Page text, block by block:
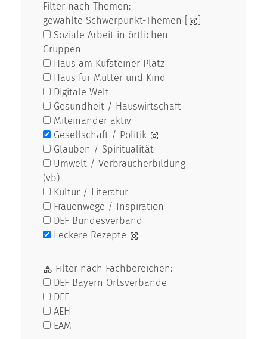
Filter nach Themen:
gewählte Schwerpunkt-Themen [
Soziale Arbeit in örtlichen
Gruppen
Haus am Kufsteiner Platz
Haus für Mutter und Kind
Digitale Welt
Gesundheit / Hauswirtschaft
Miteinander aktiv
Gesellschaft / Politik
Glauben / Spiritualität
Umwelt / Verbraucherbildung
(vb)
Kultur / Literatur
Frauenwege / Inspiration
DEF Bundesverband
Leckere Rezepte
Filter nach Fachbereichen:
DEF Bayern Ortsverbände
DEF
AEH
EAM